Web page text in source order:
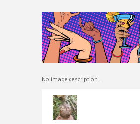
No image description ...